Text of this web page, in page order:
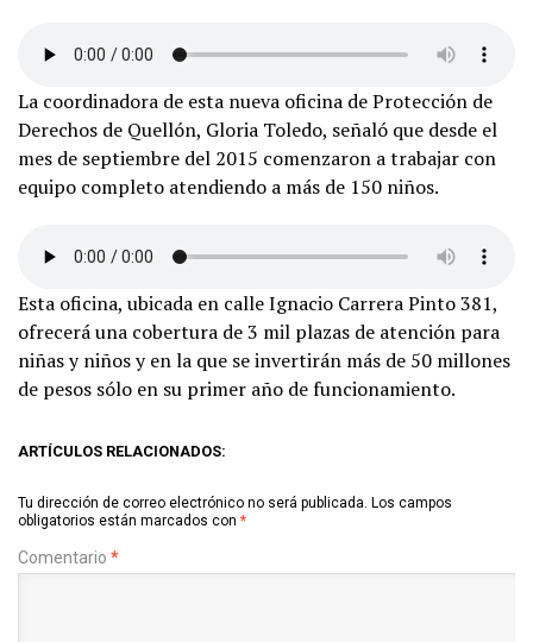
La coordinadora de esta nueva oficina de Protección de
Derechos de Quellón, Gloria Toledo, señaló que desde el
mes de septiembre del 2015 comenzaron a trabajar con
equipo completo atendiendo a más de 150 niños.
Esta oficina, ubicada en calle Ignacio Carrera Pinto 381,
ofrecerá una cobertura de 3 mil plazas de atención para
niñas y niños y en la que se invertirán más de 50 millones
de pesos sólo en su primer año de funcionamiento.
ARTÍCULOS RELACIONADOS:
Tu dirección de correo electrónico no será publicada. Los campos
obligatorios están marcados con *
Comentario *